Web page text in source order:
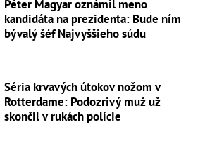
Péter Magyar oznámil meno
kandidáta na prezidenta: Bude ním
bývalý šéf Najvyššieho súdu
Séria krvavých útokov nožom v
Rotterdame: Podozrivý muž už
skončil v rukách polície